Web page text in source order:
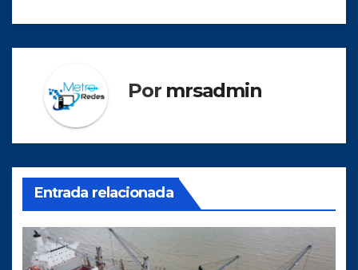
Por mrsadmin
Entrada relacionada